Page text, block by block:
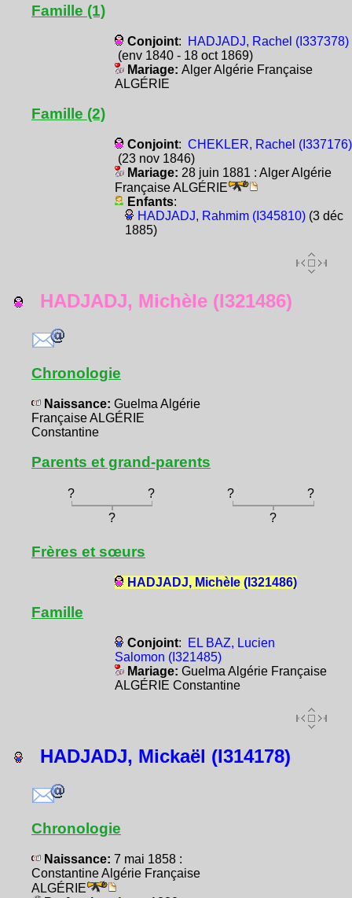
Famille (1)
Conjoint:
HADJADJ, Rachel (I337378)
(env 1840 - 18 oct 1869)
Mariage: Alger Algérie Française
ALGÉRIE
Famille (2)
Conjoint: CHEKLER, Rachel (I337176)
(23 nov 1846)
Mariage: 28 juin 1881 : Alger Algérie
Française ALGÉRIE
Enfants:
HADJADJ, Rahmim (I345810)(3 déc
1885)
HADJADJ, Michèle (I321486)
Chronologie
Naissance: Guelma Algérie
Française ALGÉRIE
Constantine
Parents et grand-parents
? ? ?
?
?
?
Frères et sœurs
HADJADJ, Michèle (I321486)
Famille
Conjoint:
EL BAZ, Lucien
Salomon (I321485)
Mariage: Guelma Algérie Française
ALGÉRIE Constantine
HADJADJ, Mickaël (I314178)
Chronologie
Naissance: 7 mai 1858 :
Constantine Algérie Française
ALGÉRIE